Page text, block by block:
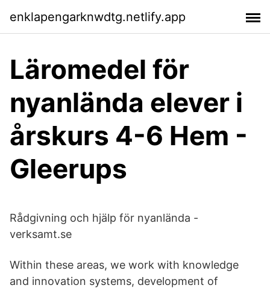
enklapengarknwdtg.netlify.app
Läromedel för
nyanlända elever i
årskurs 4-6 Hem -
Gleerups
Rådgivning och hjälp för nyanlända -
verksamt.se
Within these areas, we work with knowledge
and innovation systems, development of